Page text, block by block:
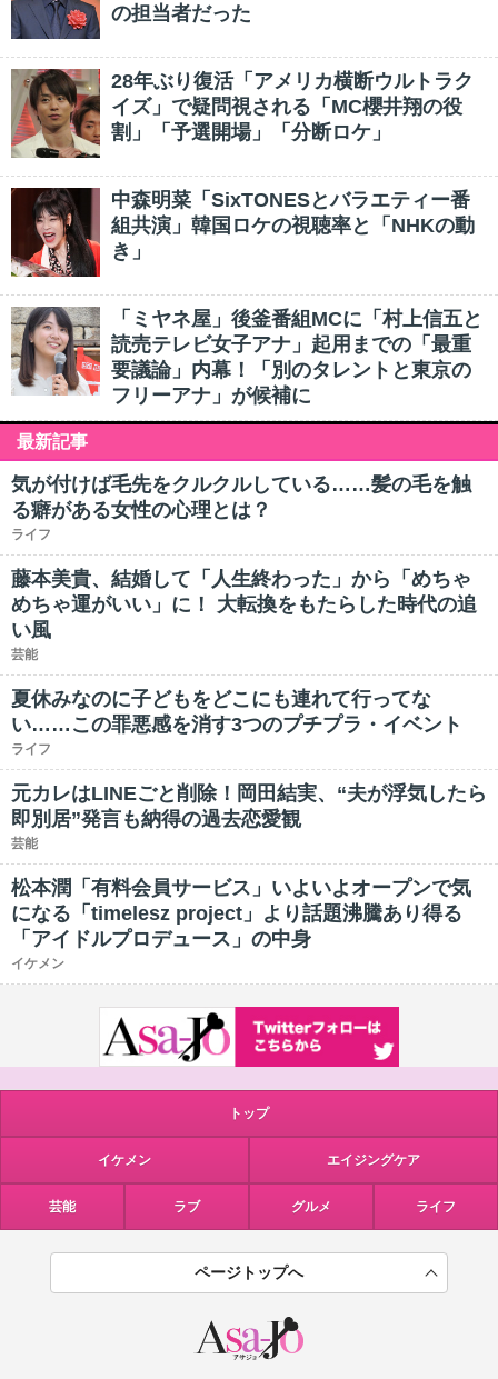
の担当者だった
28年ぶり復活「アメリカ横断ウルトラク
イズ」で疑問視される「MC櫻井翔の役
割」「予選開場」「分断ロケ」
中森明菜「SixTONESとバラエティー番
組共演」韓国ロケの視聴率と「NHKの動
き」
「ミヤネ屋」後釜番組MCに「村上信五と
読売テレビ女子アナ」起用までの「最重
要議論」内幕！「別のタレントと東京の
フリーアナ」が候補に
最新記事
気が付けば毛先をクルクルしている……髪の毛を触
る癖がある女性の心理とは？
ライフ
藤本美貴、結婚して「人生終わった」から「めちゃ
めちゃ運がいい」に！ 大転換をもたらした時代の追
い風
芸能
夏休みなのに子どもをどこにも連れて行ってな
い……この罪悪感を消す3つのプチプラ・イベント
ライフ
元カレはLINEごと削除！岡田結実、“夫が浮気したら
即別居”発言も納得の過去恋愛観
芸能
松本潤「有料会員サービス」いよいよオープンで気
になる「timelesz project」より話題沸騰あり得る
「アイドルプロデュース」の中身
イケメン
トップ
イケメン エイジングケア
芸能 ラブ グルメ ライフ
ページトップへ